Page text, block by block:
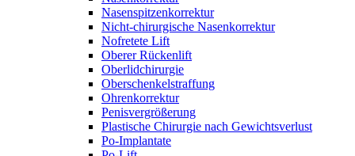
Nasenspitzenkorrektur
Nicht-chirurgische Nasenkorrektur
Nofretete Lift
Oberer Rückenlift
Oberlidchirurgie
Oberschenkelstraffung
Ohrenkorrektur
Penisvergrößerung
Plastische Chirurgie nach Gewichtsverlust
Po-Implantate